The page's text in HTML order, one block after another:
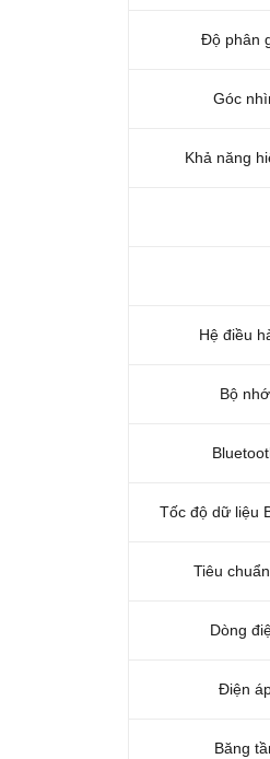
Độ phân
Góc
Khả năng
Hệ điều
Bộ nhớ
Tốc độ dữ liệu
Tiêu
Dòng
Điện
Băng